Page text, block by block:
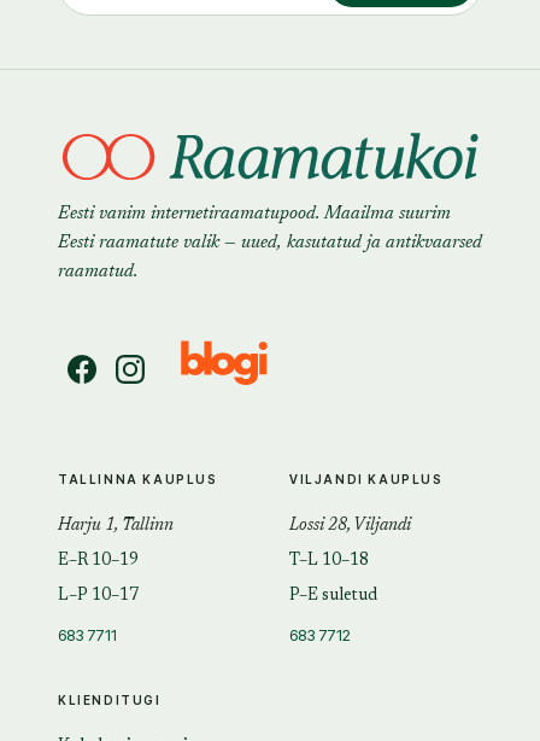
Eesti vanim internetiraamatupood. Maailma suurim
Eesti raamatute valik — uued, kasutatud ja antikvaarsed
raamatud.
KLIENDITUGI
TALLINNA KAUPLUS
Harju 1, Tallinn
E–R 10–19
L–P 10–17
683 7711
VILJANDI KAUPLUS
Lossi 28, Viljandi
T–L 10–18
P–E suletud
683 7712